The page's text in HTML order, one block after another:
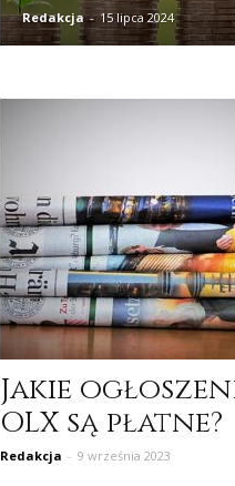
Redakcja - 15 lipca 2024
Jakie
OLX są płatne?
Redakcja - 9 września 2023